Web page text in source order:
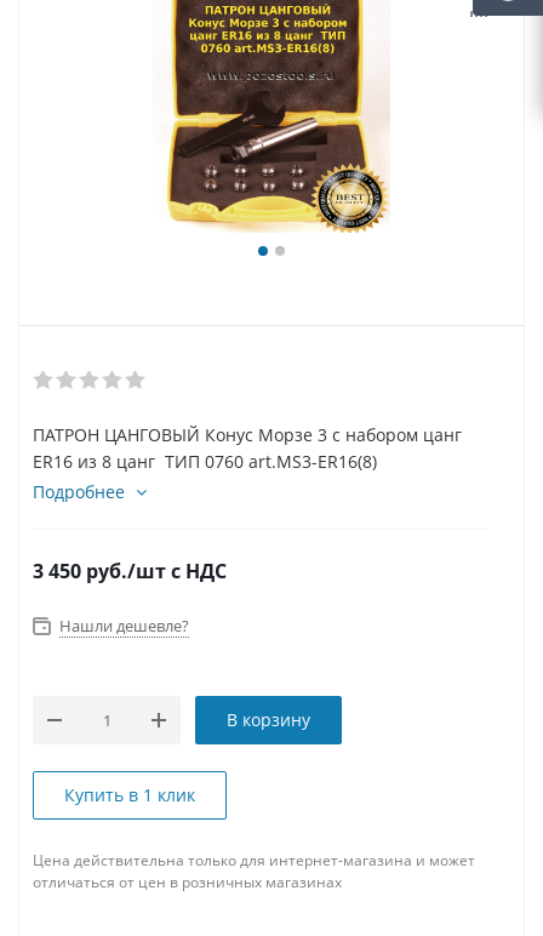
ПАТРОН ЦАНГОВЫЙ Конус Морзе 3 с набором цанг
ER16 из 8 цанг ТИП 0760 art.MS3-ER16(8)
Подробнее
3 450 руб./штс НДС
Нашли дешевле?
В корзину
Купить в 1 клик
Цена действительна только для интернет-магазина и может
отличаться от цен в розничных магазинах